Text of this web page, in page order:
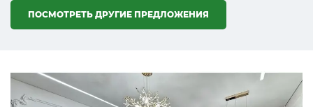
ПОСМОТРЕТЬ ДРУГИЕ ПРЕДЛОЖЕНИЯ